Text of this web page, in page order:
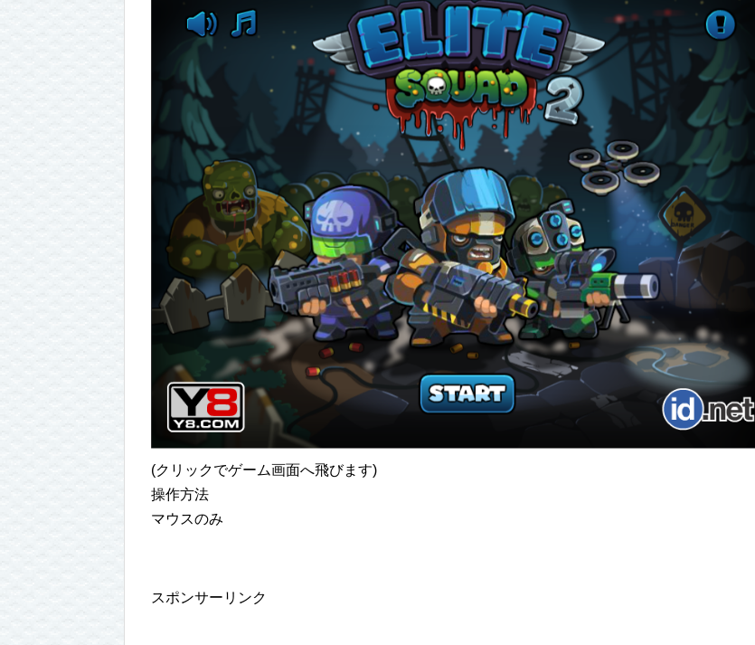
(クリックでゲーム画面へ飛びます)
操作方法
マウスのみ
スポンサーリンク